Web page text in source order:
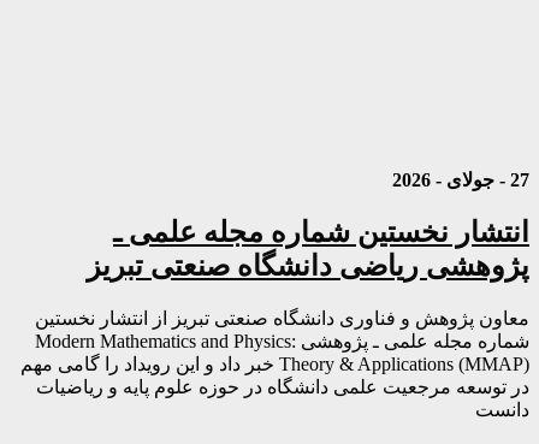
27 - جولای - 2026
انتشار نخستین شماره مجله علمی ـ
پژوهشی ریاضی دانشگاه صنعتی تبریز
معاون پژوهش و فناوری دانشگاه صنعتی تبریز از انتشار نخستین
شماره مجله علمی ـ پژوهشی Modern Mathematics and Physics:
Theory & Applications (MMAP) خبر داد و این رویداد را گامی مهم
در توسعه مرجعیت علمی دانشگاه در حوزه علوم پایه و ریاضیات
دانست